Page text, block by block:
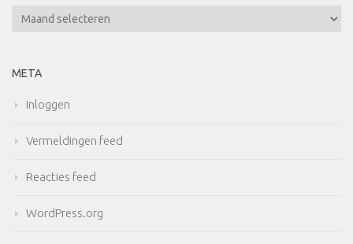
Archief
META
Inloggen
Vermeldingen feed
Reacties feed
WordPress.org